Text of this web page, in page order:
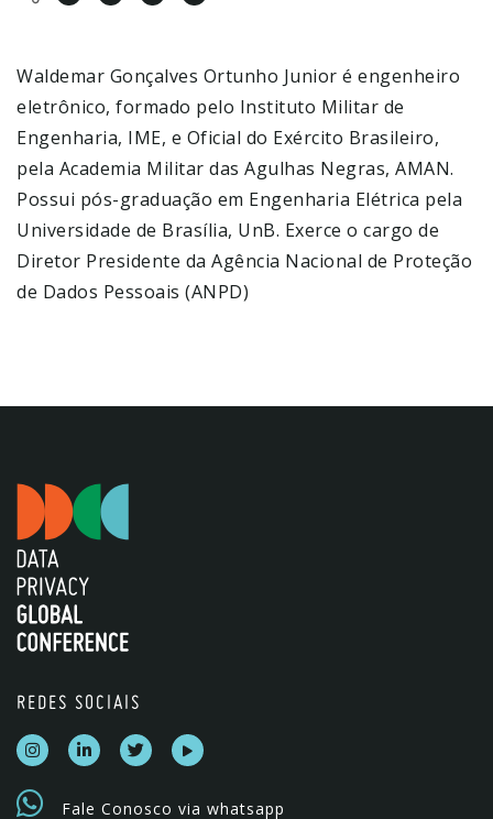
Waldemar Gonçalves Ortunho Junior é engenheiro
eletrônico, formado pelo Instituto Militar de
Engenharia, IME, e Oficial do Exército Brasileiro,
pela Academia Militar das Agulhas Negras, AMAN.
Possui pós-graduação em Engenharia Elétrica pela
Universidade de Brasília, UnB. Exerce o cargo de
Diretor Presidente da Agência Nacional de Proteção
de Dados Pessoais (ANPD)
REDES SOCIAIS
Fale Conosco via whatsapp